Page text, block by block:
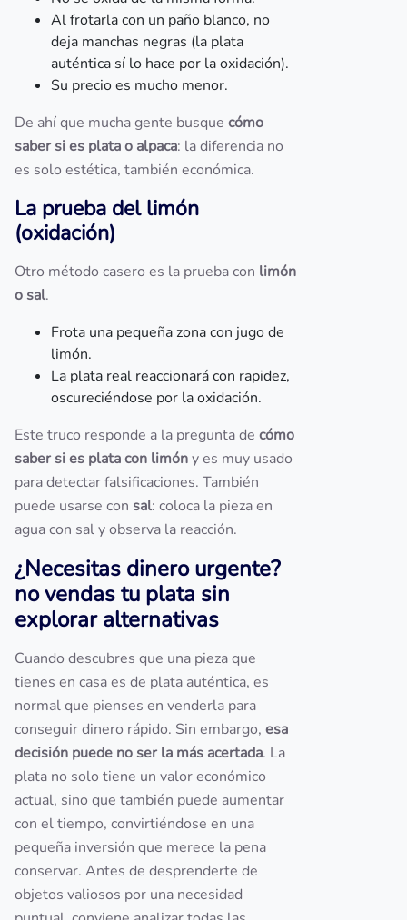
Al frotarla con un paño blanco, no
deja manchas negras (la plata
auténtica sí lo hace por la oxidación).
Su precio es mucho menor.
De ahí que mucha gente busque cómo
saber si es plata o alpaca: la diferencia no
es solo estética, también económica.
La prueba del limón
(oxidación)
Otro método casero es la prueba con limón
o sal.
Frota una pequeña zona con jugo de
limón.
La plata real reaccionará con rapidez,
oscureciéndose por la oxidación.
Este truco responde a la pregunta de cómo
saber si es plata con limóny es muy usado
para detectar falsificaciones. También
puede usarse con sal: coloca la pieza en
agua con sal y observa la reacción.
¿Necesitas dinero urgente?
no vendas tu plata sin
explorar alternativas
Cuando descubres que una pieza que
tienes en casa es de plata auténtica, es
normal que pienses en venderla para
conseguir dinero rápido. Sin embargo, esa
decisión puede no ser la más acertada. La
plata no solo tiene un valor económico
actual, sino que también puede aumentar
con el tiempo, convirtiéndose en una
pequeña inversión que merece la pena
conservar. Antes de desprenderte de
objetos valiosos por una necesidad